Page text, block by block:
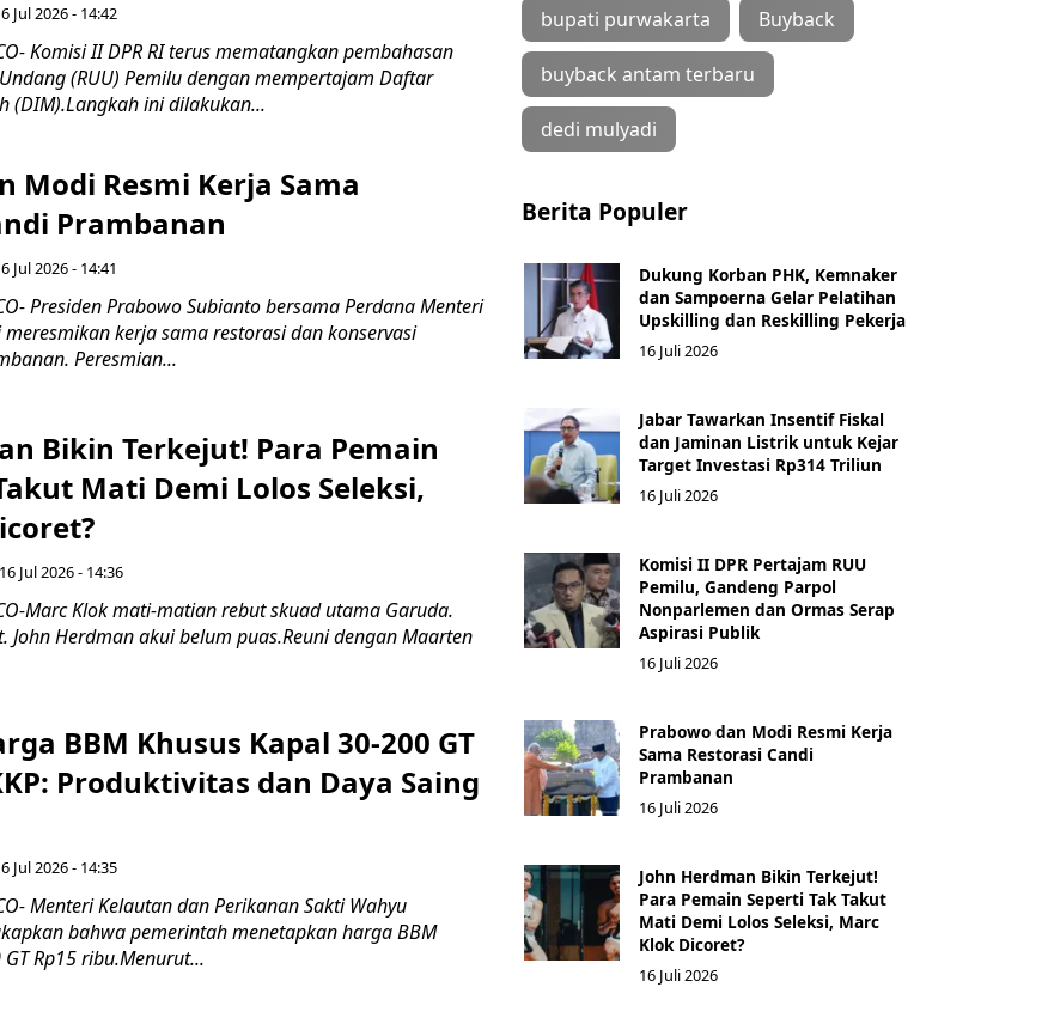
Jul 2026 - 14:42
Komisi II DPR RI terus mematangkan pembahasan
(RUU) Pemilu dengan mempertajam Daftar
(DIM).Langkah ini dilakukan...
Modi Resmi Kerja Sama
Prambanan
Jul 2026 - 14:41
Presiden Prabowo Subianto bersama Perdana Menteri
kerja sama restorasi dan konservasi
Peresmian...
Bikin Terkejut! Para Pemain
Mati Demi Lolos Seleksi,
Jul 2026 - 14:36
Marc Klok mati-matian rebut skuad utama Garuda.
John Herdman akui belum puas.Reuni dengan Maarten
BBM Khusus Kapal 30-200 GT
Produktivitas dan Daya Saing
Jul 2026 - 14:35
Menteri Kelautan dan Perikanan Sakti Wahyu
bahwa pemerintah menetapkan harga BBM
Rp15 ribu.Menurut...
bupati purwakarta Buyback
buyback antam terbaru
dedi mulyadi
Berita Populer
Dukung Korban PHK, Kemnaker
dan Sampoerna Gelar Pelatihan
Upskilling dan Reskilling Pekerja
16 Juli 2026
Jabar Tawarkan Insentif Fiskal
dan Jaminan Listrik untuk Kejar
Target Investasi Rp314 Triliun
16 Juli 2026
Komisi II DPR Pertajam RUU
Pemilu, Gandeng Parpol
Nonparlemen dan Ormas Serap
Aspirasi Publik
16 Juli 2026
Prabowo dan Modi Resmi Kerja
Sama Restorasi Candi
Prambanan
16 Juli 2026
John Herdman Bikin Terkejut!
Para Pemain Seperti Tak Takut
Mati Demi Lolos Seleksi, Marc
Klok Dicoret?
16 Juli 2026